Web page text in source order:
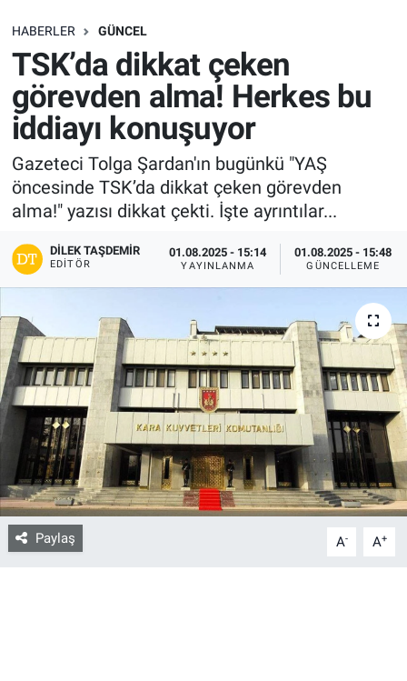
HABERLER GÜNCEL
TSK’da dikkat çeken
görevden alma! Herkes bu
iddiayı konuşuyor
Gazeteci Tolga Şardan'ın bugünkü "YAŞ
öncesinde TSK’da dikkat çeken görevden
alma!" yazısı dikkat çekti. İşte ayrıntılar...
DILEK TAŞDEMIR
EDITÖR
01.08.2025 - 15:14
YAYINLANMA
01.08.2025 - 15:48
GÜNCELLEME
Paylaş A- A+
SAĞLIK
EKONOMİ
EĞİTİM
ÖZEL HABER
Keşfet
ASTROLOJİ
RESMİ İLANLAR
İLAN
Bize ulaşın
İletişim/Künye
Yaşam